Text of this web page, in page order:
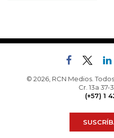
© 2026, RCN Medios.
Cr. 13a
(+57) 1